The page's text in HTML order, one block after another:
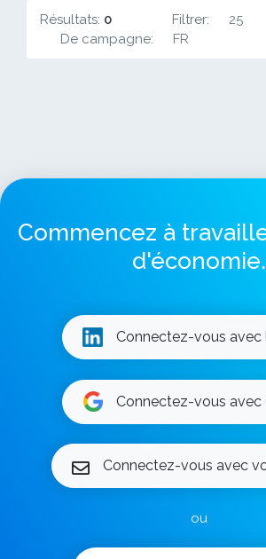
Résultats: 0 Filtrer:
25
De campagne:
FR
Commencez à
d'économie.
Connectez-vous avec
Connectez-vous avec
Connectez-vous avec
ou